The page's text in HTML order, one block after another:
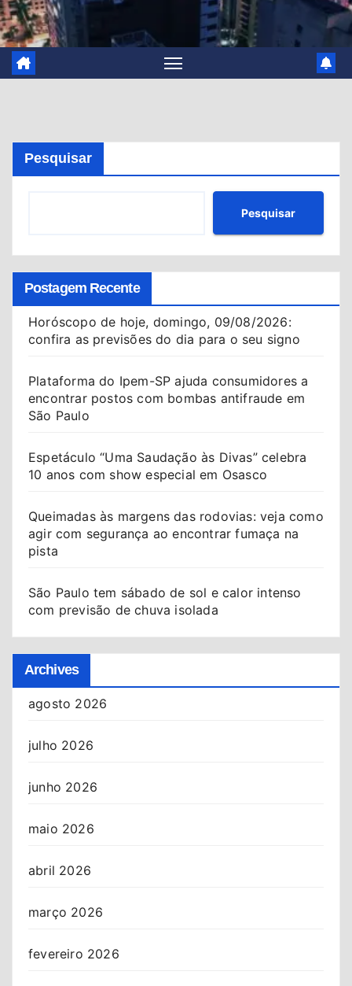
Pesquisar
Pesquisar
Postagem Recente
Horóscopo de hoje, domingo, 09/08/2026:
confira as previsões do dia para o seu signo
Plataforma do Ipem-SP ajuda consumidores a
encontrar postos com bombas antifraude em
São Paulo
Espetáculo “Uma Saudação às Divas” celebra
10 anos com show especial em Osasco
Queimadas às margens das rodovias: veja como
agir com segurança ao encontrar fumaça na
pista
São Paulo tem sábado de sol e calor intenso
com previsão de chuva isolada
Archives
agosto 2026
julho 2026
junho 2026
maio 2026
abril 2026
março 2026
fevereiro 2026